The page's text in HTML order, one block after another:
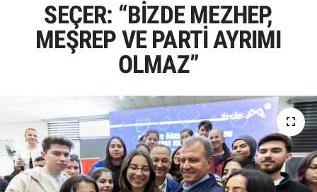
SEÇER: “BİZDE MEZHEP,
MEŞREP VE PARTİ AYRIMI
OLMAZ”
Ekonomi
Yerel Haberler
Eğitim
Sağlık
Tüm Manşetler
Son Dakika Haberleri
Haber Arşivi